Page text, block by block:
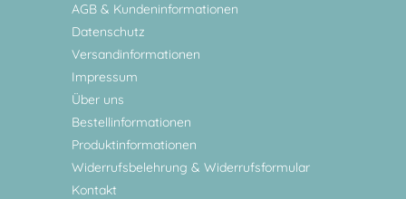
AGB & Kundeninformationen
Datenschutz
Versandinformationen
Impressum
Über uns
Bestellinformationen
Produktinformationen
Widerrufsbelehrung & Widerrufsformular
Kontakt